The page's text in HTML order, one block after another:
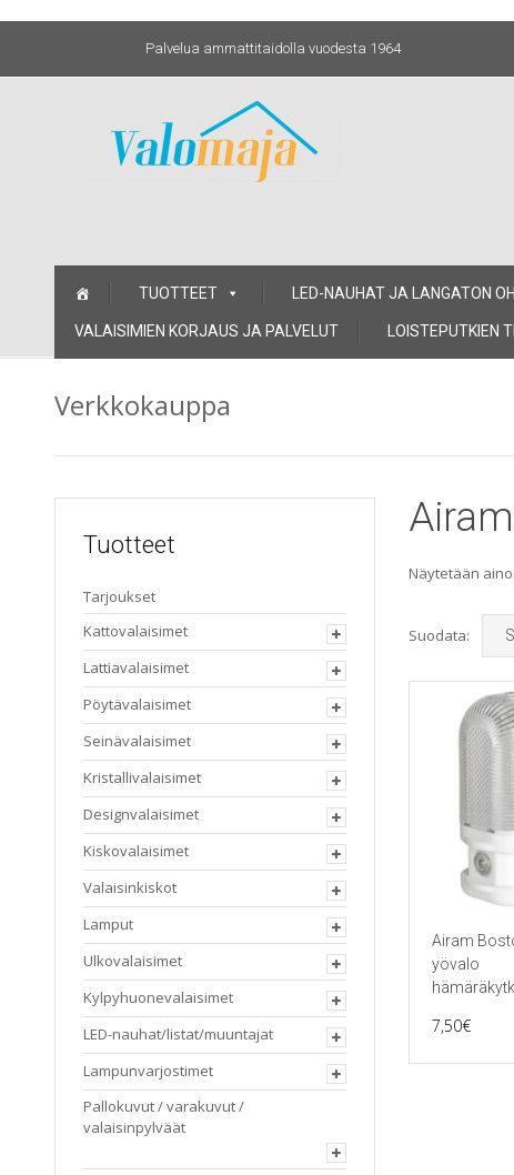
Palvelua ammattitaidolla vuodesta 1964
TUOTTEET LED-NAUHAT JA LANGATON
VALAISIMIEN KORJAUS JA PALVELUT LOISTEPUTKIEN
Verkkokauppa
Näytetään
Suodata:
Airam
yövalo
7,50€
Tuotteet
Tarjoukset
Kattovalaisimet
Lattiavalaisimet
Pöytävalaisimet
Seinävalaisimet
Kristallivalaisimet
Designvalaisimet
Kiskovalaisimet
Valaisinkiskot
Lamput
Ulkovalaisimet
Kylpyhuonevalaisimet
LED-nauhat/listat/muuntajat
Lampunvarjostimet
Pallokuvut / varakuvut /
valaisinpylväät